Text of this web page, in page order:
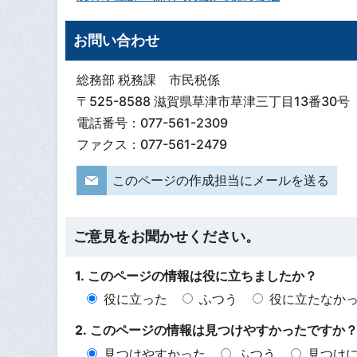
お問い合わせ
総務部 税務課 市民税係
〒525-8588 滋賀県草津市草津三丁目13番30号
電話番号：077-561-2309
ファクス：077-561-2479
このページの作成担当にメールを送る
ご意見をお聞かせください。
1. このページの情報は役に立ちましたか？
役に立った
ふつう
役に立たなか
2. このページの情報は見つけやすかったですか？
見つけやすかった
ふつう 見つけ